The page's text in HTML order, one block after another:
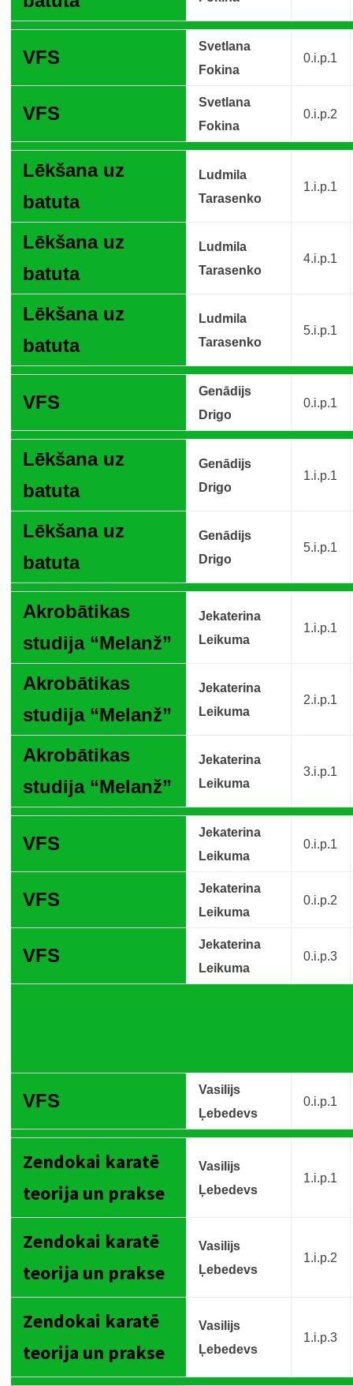
VFS
Svetlana
Fokina
0.i.p.1
VFS
Svetlana
Fokina
0.i.p.2
Lēkšana uz
batuta
Ludmila
Tarasenko
1.i.p.1
Lēkšana uz
batuta
Ludmila
Tarasenko
4.i.p.1
Lēkšana uz
batuta
Ludmila
Tarasenko
5.i.p.1
VFS
Genādijs
Drigo
0.i.p.1
Lēkšana uz
batuta
Genādijs
Drigo
1.i.p.1
Lēkšana uz
batuta
Genādijs
Drigo
5.i.p.1
Akrobātikas
studija “Melanž”
Jekaterina
Leikuma
1.i.p.1
Akrobātikas
studija “Melanž”
Jekaterina
Leikuma
2.i.p.1
Akrobātikas
studija “Melanž”
Jekaterina
Leikuma
3.i.p.1
VFS
Jekaterina
Leikuma
0.i.p.1
VFS
Jekaterina
Leikuma
0.i.p.2
VFS
Jekaterina
Leikuma
0.i.p.3
VFS
Vasilijs
Ļebedevs
0.i.p.1
Zendokai karatē
teorija un prakse
Vasilijs
Ļebedevs
1.i.p.1
Zendokai karatē
teorija un prakse
Vasilijs
Ļebedevs
1.i.p.2
Zendokai karatē
teorija un prakse
Vasilijs
Ļebedevs
1.i.p.3